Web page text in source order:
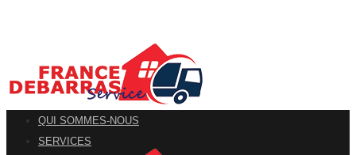
QUI SOMMES-NOUS
SERVICES